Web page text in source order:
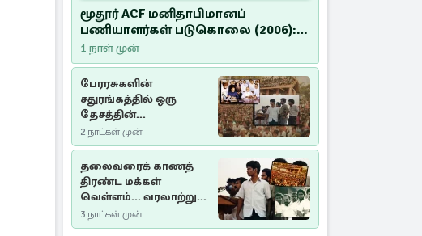
மூதூர் ACF மனிதாபிமானப்
பணியாளர்கள் படுகொலை (2006):
20 ஆண்டுகளாகியும் நீதி
மறுக்கப்பட்ட மனிதாபிமானப்
பேரவலம்
1 நாள் முன்
பேரரசுகளின்
சதுரங்கத்தில் ஒரு
தேசத்தின்
தீர்க்கதரிசனம் :
சுதுமலை பிரகடனம்
ஒரு வரலாற்றுப் பாடம்
2 நாட்கள் முன்
தலைவரைக் காணத்
திரண்ட மக்கள்
வெள்ளம்... வரலாற்றுச்
சிறப்புமிக்க சுதுமலைப்
பிரகடனம்…
3 நாட்கள் முன்